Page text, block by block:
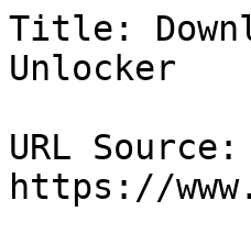
Title:
Unlocker
URL Source:
https://